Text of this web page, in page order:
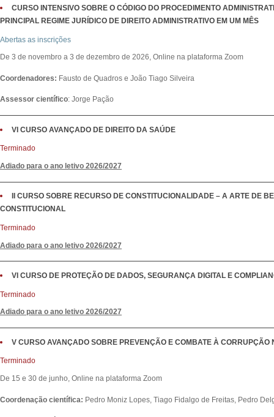
CURSO INTENSIVO SOBRE O CÓDIGO DO PROCEDIMENTO
PRINCIPAL REGIME JURÍDICO DE DIREITO ADMINISTRATIVO EM UM MÊS
Abertas as inscrições
De 3 de novembro a 3 de dezembro de 2026, Online na plataforma Zoom
Coordenadores: Fausto de Quadros e João Tiago Silveira
Assessor científico: Jorge Pação
VI CURSO AVANÇADO DE DIREITO DA SAÚDE
Terminado
Adiado para o ano letivo 2026/2027
II CURSO SOBRE RECURSO DE CONSTITUCIONALIDADE – A ARTE DE
CONSTITUCIONAL
Terminado
Adiado para o ano letivo 2026/2027
VI CURSO DE PROTEÇÃO DE DADOS, SEGURANÇA DIGITAL E
Terminado
Adiado para o ano letivo 2026/2027
V CURSO AVANÇADO SOBRE PREVENÇÃO E COMBATE À
Terminado
De 15 e 30 de junho, Online na plataforma Zoom
Coordenação científica: Pedro Moniz Lopes, Tiago Fidalgo de Freitas, Pedro